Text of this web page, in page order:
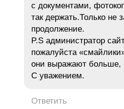
с документами,
так держать.Только не
продолжение.
P.S администратор
пожалуйста
они выражают больше,
С уважением.
Ответить